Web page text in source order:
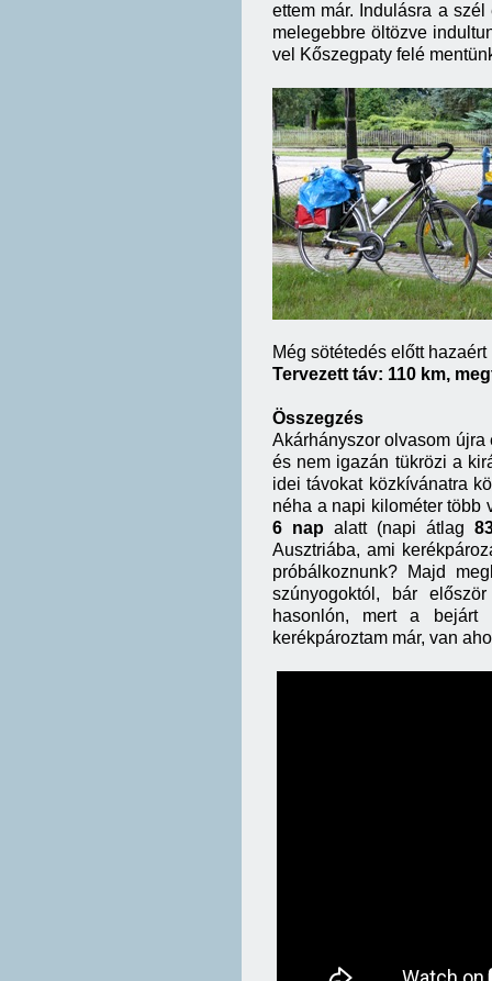
ettem már. Indulásra a
melegebbre öltözve
vel Kőszegpaty felé
Még sötétedés előtt
Tervezett táv: 110 km,
Összegzés
Akárhányszor olvasom
és nem igazán tükrözi a
idei távokat közkívánatra
néha a napi kilométer több
6 nap alatt (napi átlag
Ausztriába, ami
próbálkoznunk? Majd
szúnyogoktól, bár
hasonlón, mert a bejárt
kerékpároztam már, van